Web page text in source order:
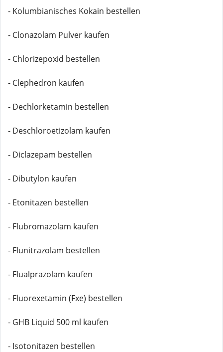
- Kolumbianisches Kokain bestellen
- Clonazolam Pulver kaufen
- Chlorizepoxid bestellen
- Clephedron kaufen
- Dechlorketamin bestellen
- Deschloroetizolam kaufen
- Diclazepam bestellen
- Dibutylon kaufen
- Etonitazen bestellen
- Flubromazolam kaufen
- Flunitrazolam bestellen
- Flualprazolam kaufen
- Fluorexetamin (Fxe) bestellen
- GHB Liquid 500 ml kaufen
- Isotonitazen bestellen